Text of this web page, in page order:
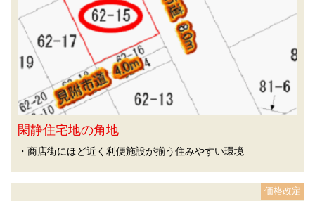
閑静住宅地の角地
・商店街にほど近く利便施設が揃う住みやすい環境
価格改定